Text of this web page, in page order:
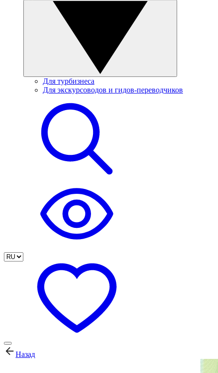
Для турбизнеса
Для экскурсоводов и гидов-переводчиков
Назад